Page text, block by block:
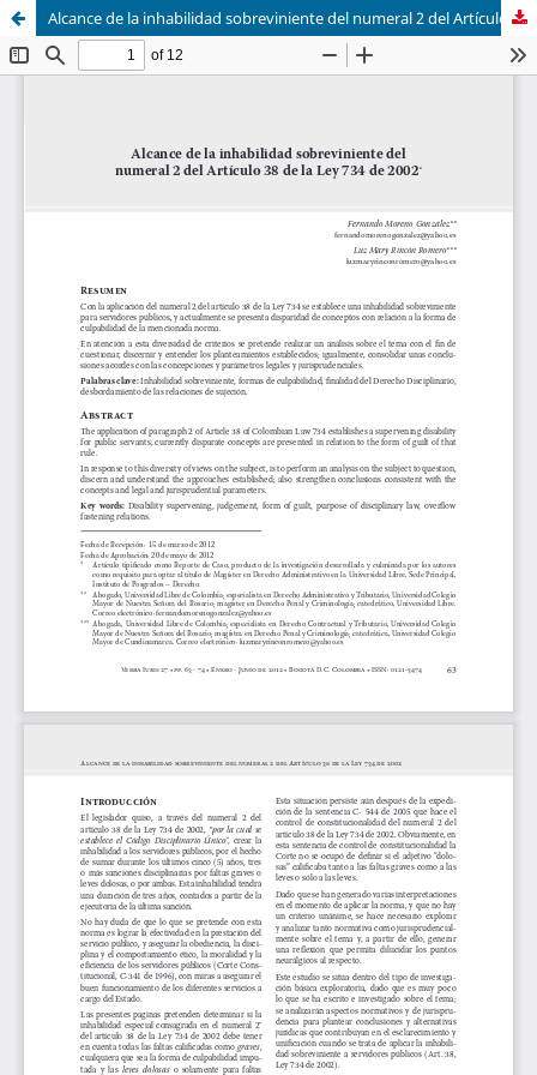
Alcance de la inhabilidad sobreviniente del numeral 2 del Artículo 38 de la Ley 734 de 2002